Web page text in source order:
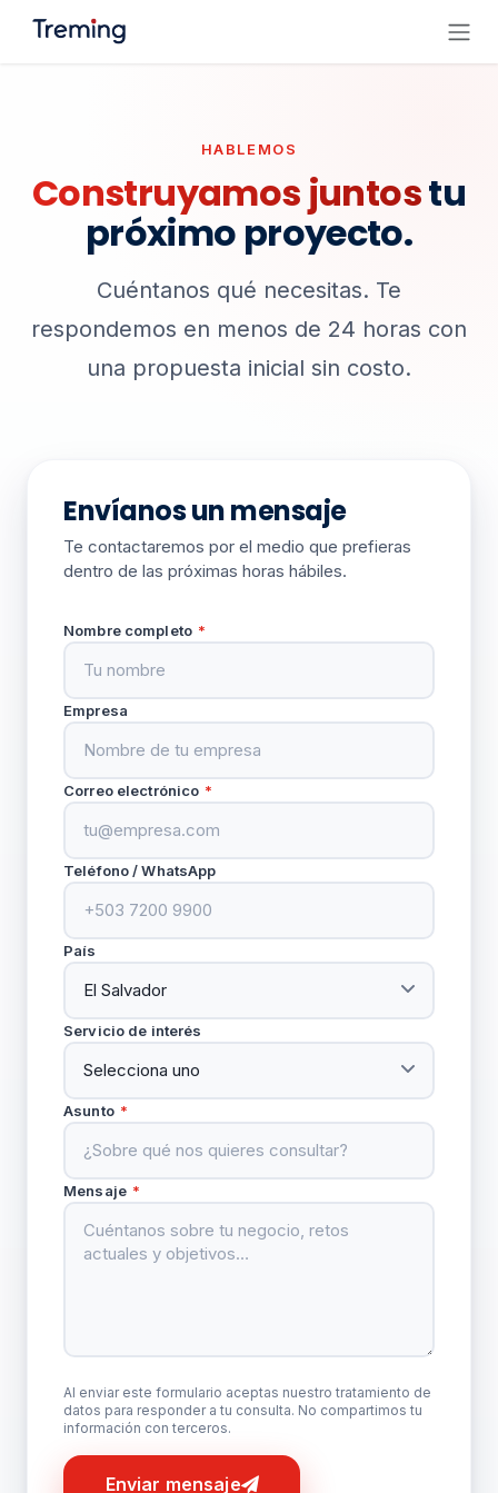
Ir al contenido
HABLEMOS
Construyamos juntostu
próximo proyecto.
Cuéntanos qué necesitas. Te
respondemos en menos de 24 horas con
una propuesta inicial sin costo.
Envíanos un mensaje
Te contactaremos por el medio que prefieras
dentro de las próximas horas hábiles.
Nombre completo *
Empresa
Correo electrónico *
Teléfono / WhatsApp
País
Servicio de interés
Asunto *
Mensaje *
Al enviar este formulario aceptas nuestro tratamiento de
datos para responder a tu consulta. No compartimos tu
información con terceros.
Enviar mensaje